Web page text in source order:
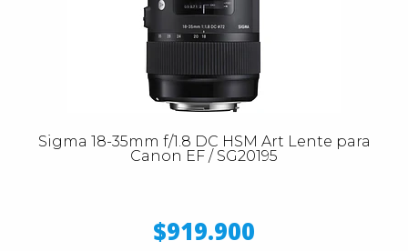
Sigma 18-35mm f/1.8 DC HSM Art Lente para
Canon EF / SG20195
$919.900